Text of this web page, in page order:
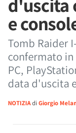
d'uscita
e
Tomb Raider
confermato
PC,
data d'uscita
NOTIZIAdi Giorgio